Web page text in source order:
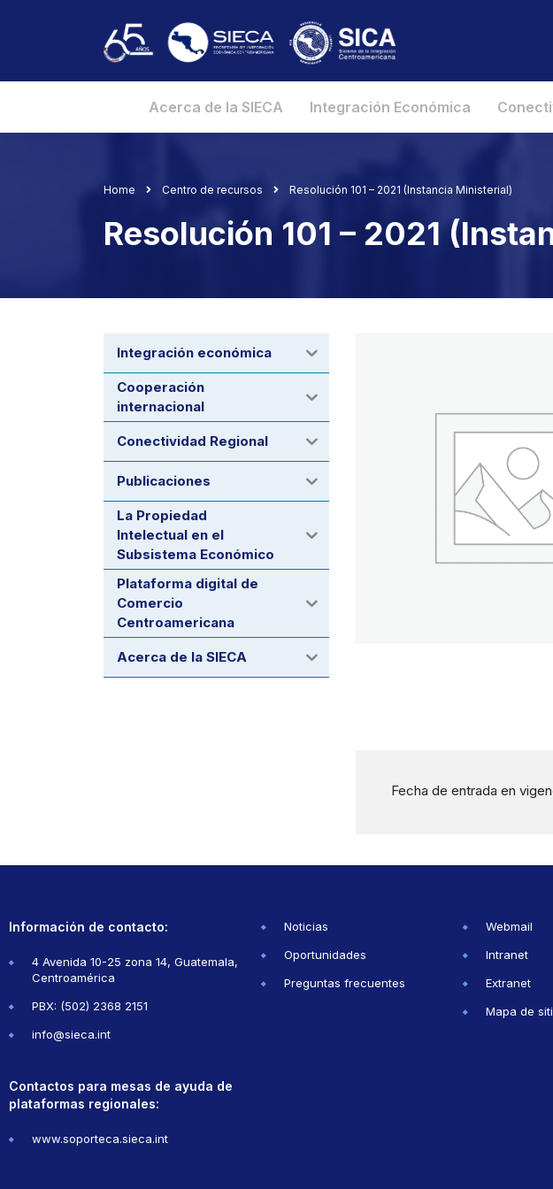
Acerca de la SIECA Integración Económica
Home Centro de recursos Resolución 101 – 2021 (Instancia Ministerial)
Resolución 101 – 2021
Fecha de entrada en
Integración económica
Cooperación
internacional
Conectividad Regional
Publicaciones
La Propiedad
Intelectual en el
Subsistema Económico
Plataforma digital de
Comercio
Centroamericana
Acerca de la SIECA
Información de contacto:
4 Avenida 10-25 zona 14, Guatemala,
Centroamérica
PBX: (502) 2368 2151
info@sieca.int
Contactos para mesas de ayuda de
plataformas regionales:
www.soporteca.sieca.int
Noticias
Oportunidades
Preguntas frecuentes
Webmail
Intranet
Extranet
Mapa de